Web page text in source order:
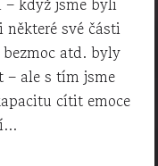
své části
atd. byly
– ale s tím jsme
cítit emoce